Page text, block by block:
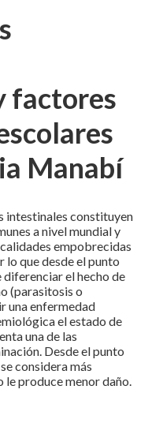
factores
Manabí
intestinales constituyen
a nivel mundial y
empobrecidas
lo que desde el punto
el hecho de
(parasitosis o
una enfermedad
el estado de
una de las
Desde el punto
considera más
le produce menor daño.